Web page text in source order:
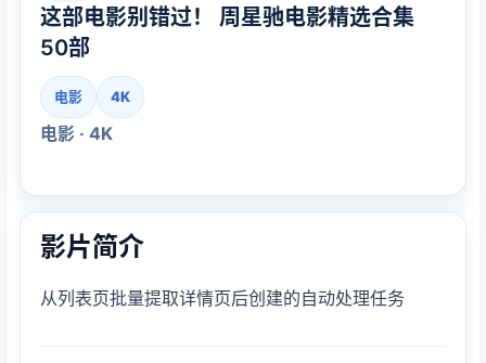
这部电影别错过！ 周星驰电影精选合集
50部
电影 4K
电影 · 4K
影片简介
从列表页批量提取详情页后创建的自动处理任务